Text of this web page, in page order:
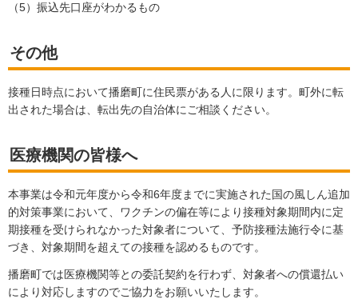
（5）振込先口座がわかるもの
その他
接種日時点において播磨町に住民票がある人に限ります。町外に転
出された場合は、転出先の自治体にご相談ください。
医療機関の皆様へ
本事業は令和元年度から令和6年度までに実施された国の風しん追加
的対策事業において、ワクチンの偏在等により接種対象期間内に定
期接種を受けられなかった対象者について、予防接種法施行令に基
づき、対象期間を超えての接種を認めるものです。
播磨町では医療機関等との委託契約を行わず、対象者への償還払い
により対応しますのでご協力をお願いいたします。